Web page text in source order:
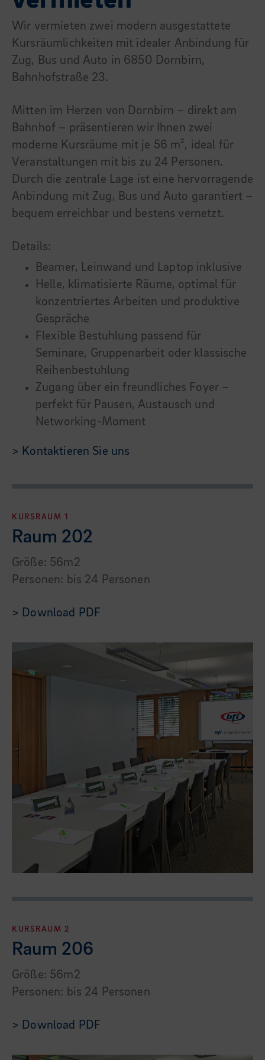
Wir vermieten zwei modern ausgestattete
Kursräumlichkeiten mit idealer Anbindung für
Zug, Bus und Auto in 6850 Dornbirn,
Bahnhofstraße 23.
Mitten im Herzen von Dornbirn – direkt am
Bahnhof – präsentieren wir Ihnen zwei
moderne Kursräume mit je 56 m², ideal für
Veranstaltungen mit bis zu 24 Personen.
Durch die zentrale Lage ist eine hervorragende
Anbindung mit Zug, Bus und Auto garantiert –
bequem erreichbar und bestens vernetzt.
Details:
Beamer, Leinwand und Laptop inklusive
Helle, klimatisierte Räume, optimal für
konzentriertes Arbeiten und produktive
Gespräche
Flexible Bestuhlung passend für
Seminare, Gruppenarbeit oder klassische
Reihenbestuhlung
Zugang über ein freundliches Foyer –
perfekt für Pausen, Austausch und
Networking-Moment
> Kontaktieren Sie uns
KURSRAUM 1
Raum 202
Größe: 56m2
Personen: bis 24 Personen
> Download PDF
KURSRAUM 2
Raum 206
Größe: 56m2
Personen: bis 24 Personen
> Download PDF